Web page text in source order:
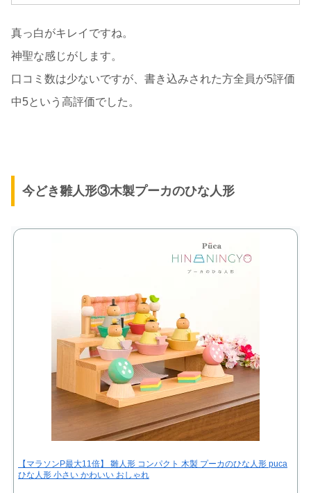
真っ白がキレイですね。
神聖な感じがします。
口コミ数は少ないですが、書き込みされた方全員が5評価
中5という高評価でした。
今どき雛人形③木製プーカのひな人形
【マラソンP最大11倍】 雛人形 コンパクト 木製 プーカのひな人形 puca
ひな人形 小さい かわいい おしゃれ